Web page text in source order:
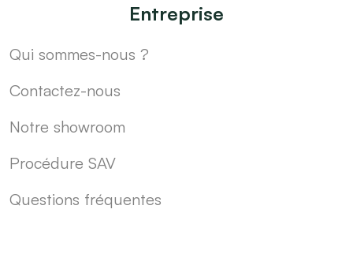
Entreprise
Qui sommes-nous ?
Contactez-nous
Notre showroom
Procédure SAV
Questions fréquentes